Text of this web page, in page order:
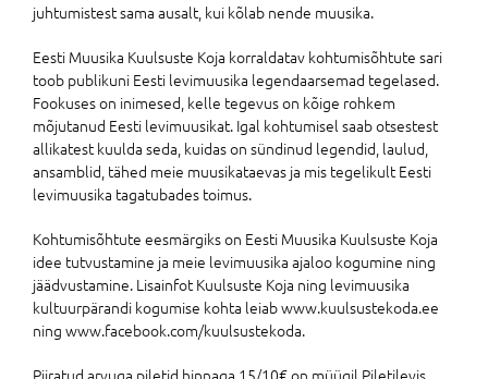
juhtumistest sama ausalt, kui kõlab nende muusika.
Eesti Muusika Kuulsuste Koja korraldatav kohtumisõhtute sari
toob publikuni Eesti levimuusika legendaarsemad tegelased.
Fookuses on inimesed, kelle tegevus on kõige rohkem
mõjutanud Eesti levimuusikat. Igal kohtumisel saab otsestest
allikatest kuulda seda, kuidas on sündinud legendid, laulud,
ansamblid, tähed meie muusikataevas ja mis tegelikult Eesti
levimuusika tagatubades toimus.
Kohtumisõhtute eesmärgiks on Eesti Muusika Kuulsuste Koja
idee tutvustamine ja meie levimuusika ajaloo kogumine ning
jäädvustamine. Lisainfot Kuulsuste Koja ning levimuusika
kultuurpärandi kogumise kohta leiab www.kuulsustekoda.ee
ning www.facebook.com/kuulsustekoda.
Piiratud arvuga piletid hinnaga 15/10€ on müügil Piletilevis,